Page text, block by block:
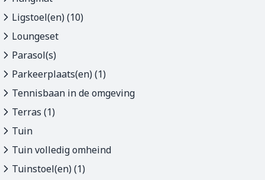
Ligstoel(en) (10)
Loungeset
Parasol(s)
Parkeerplaats(en) (1)
Tennisbaan in de omgeving
Terras (1)
Tuin
Tuin volledig omheind
Tuinstoel(en) (1)